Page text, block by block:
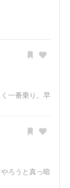
一番乗り。早
ろうと真っ暗